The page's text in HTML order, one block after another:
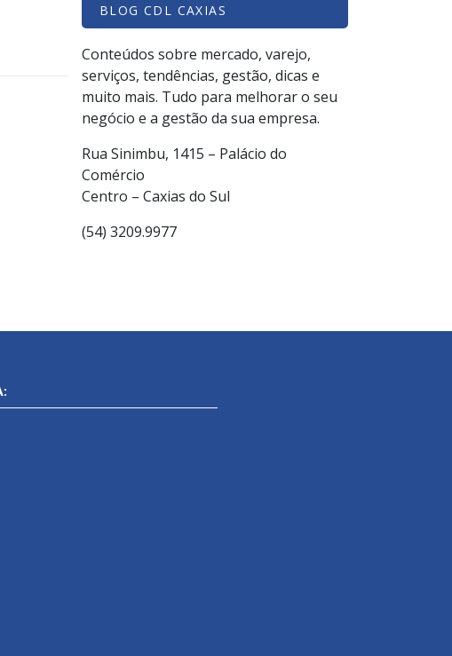
BLOG CDL CAXIAS
Conteúdos sobre mercado, varejo,
serviços, tendências, gestão, dicas e
muito mais. Tudo para melhorar o seu
negócio e a gestão da sua empresa.
Rua Sinimbu, 1415 – Palácio do
Comércio
Centro – Caxias do Sul
(54) 3209.9977